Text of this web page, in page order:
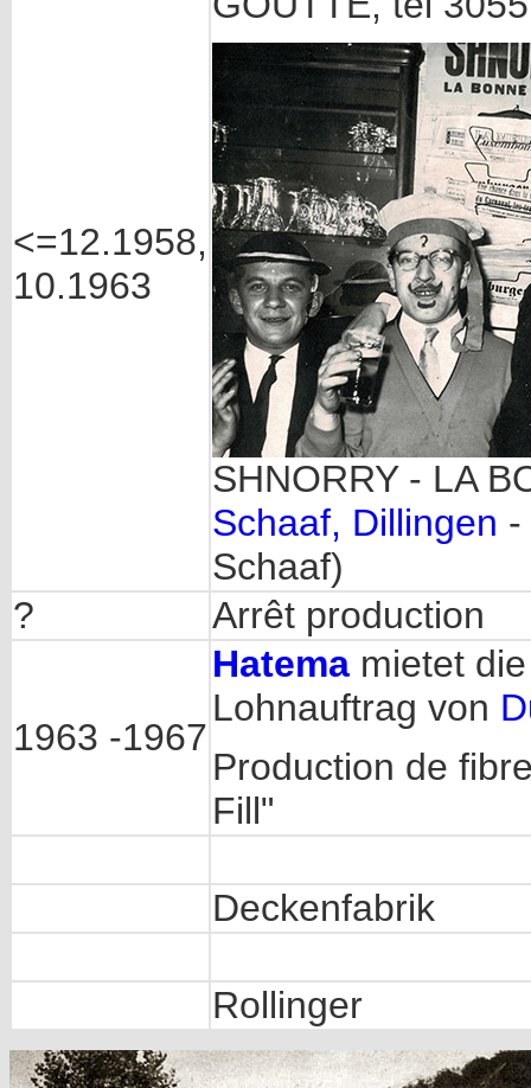
<=12.1958,
10.1963
SHNORRY - LA
Schaaf, Dillingen -
Schaaf)
?
Arrêt production
1963 -1967
Hatema mietet
Lohnauftrag von
Production de
Fill"
Deckenfabrik
Rollinger